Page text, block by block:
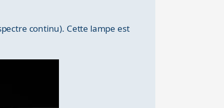
continu). Cette lampe est